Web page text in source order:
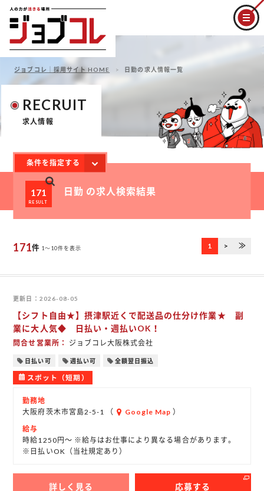
ジョブコレ｜採用サイト HOME 日勤の求人情報一覧
RECRUIT
求人情報
条件を指定する
171
RESULT
日勤 の求人検索結果
171件 1～10件を表示 1 > ≫
更新日 2026-08-05
【シフト自由★】摂津駅近くで配送品の仕分け作業★ 副
業に大人気◆ 日払い・週払いOK！
問合せ営業所 ジョブコレ大阪株式会社
日払い可 週払い可 全額翌日振込
スポット（短期）
勤務地
大阪府茨木市宮島2-5-1 （
Google Map ）
給与
時給1250円～ ※給与はお仕事により異なる場合があります。
※日払いOK（当社規定あり）
詳しく見る 応募する